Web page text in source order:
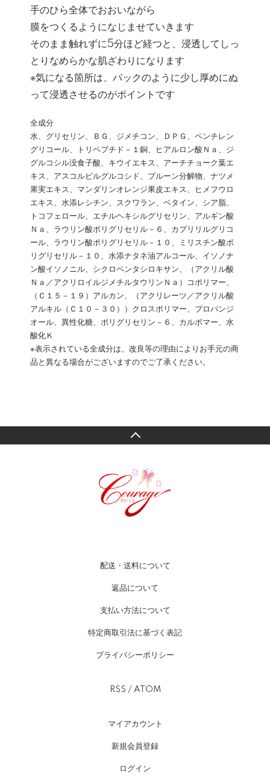
手のひら全体でおおいながら
膜をつくるようになじませていきます
そのまま触れずに5分ほど経つと、浸透してしっ
とりなめらかな肌ざわりになります
※気になる箇所は、パックのように少し厚めにぬ
って浸透させるのがポイントです
全成分
水、グリセリン、ＢＧ、ジメチコン、ＤＰＧ、ペンチレン
グリコール、トリペプチド－１銅、ヒアルロン酸Ｎａ、ジ
グルコシル没食子酸、キウイエキス、アーチチョーク葉エ
キス、アスコルビルグルコシド、プルーン分解物、ナツメ
果実エキス、マンダリンオレンジ果皮エキス、ヒメフウロ
エキス、水添レシチン、スクワラン、ベタイン、シア脂、
トコフェロール、エチルヘキシルグリセリン、アルギン酸
Ｎａ、ラウリン酸ポリグリセリル－６、カプリリルグリコ
ール、ラウリン酸ポリグリセリル－１０、ミリスチン酸ポ
リグリセリル－１０、水添ナタネ油アルコール、イソノナ
ン酸イソノニル、シクロペンタシロキサン、（アクリル酸
Ｎａ／アクリロイルジメチルタウリンＮａ）コポリマー、
（Ｃ１５－１９）アルカン、（アクリレーツ／アクリル酸
アルキル（Ｃ１０－３０））クロスポリマー、プロパンジ
オール、異性化糖、ポリグリセリン－６、カルボマー、水
酸化Ｋ
※表示されている全成分は、改良等の理由によりお手元の商
品と異なる場合がございますのでご了承ください。
配送・送料について
返品について
支払い方法について
特定商取引法に基づく表記
プライバシーポリシー
RSS / ATOM
マイアカウント
新規会員登録
ログイン